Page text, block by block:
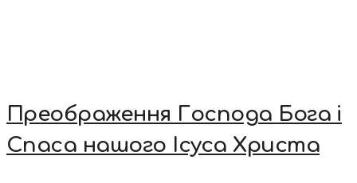
Преображення Господа Бога і
Спаса нашого Ісуса Христа